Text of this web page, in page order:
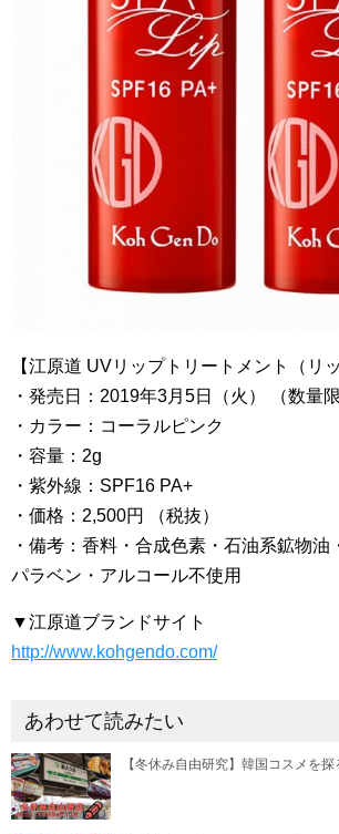
【江原道 UVリップトリートメント（リ
・発売日：2019年3月5日（火） （数量
・カラー：コーラルピンク
・容量：2g
・紫外線：SPF16 PA+
・価格：2,500円 （税抜）
・備考：香料・合成色素・石油系鉱物油
パラベン・アルコール不使用
▼江原道ブランドサイト
http://www.kohgendo.com/
あわせて読みたい
【冬休み自由研究】韓国コスメを